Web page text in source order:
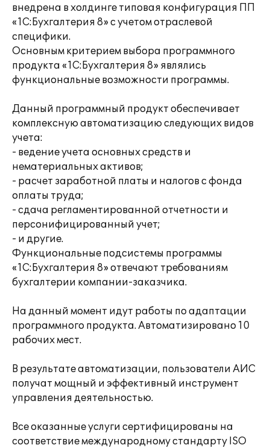
внедрена в холдинге типовая конфигурация ПП
«1С:Бухгалтерия 8» с учетом отраслевой
специфики.
Основным критерием выбора программного
продукта «1С:Бухгалтерия 8» являлись
функциональные возможности программы.
Данный программный продукт обеспечивает
комплексную автоматизацию следующих видов
учета:
- ведение учета основных средств и
нематериальных активов;
- расчет заработной платы и налогов с фонда
оплаты труда;
- сдача регламентированной отчетности и
персонифицированный учет;
- и другие.
Функциональные подсистемы программы
«1С:Бухгалтерия 8» отвечают требованиям
бухгалтерии компании-заказчика.
На данный момент идут работы по адаптации
программного продукта. Автоматизировано 10
рабочих мест.
В результате автоматизации, пользователи АИС
получат мощный и эффективный инструмент
управления деятельностью.
Все оказанные услуги сертифицированы на
соответствие международному стандарту ISO